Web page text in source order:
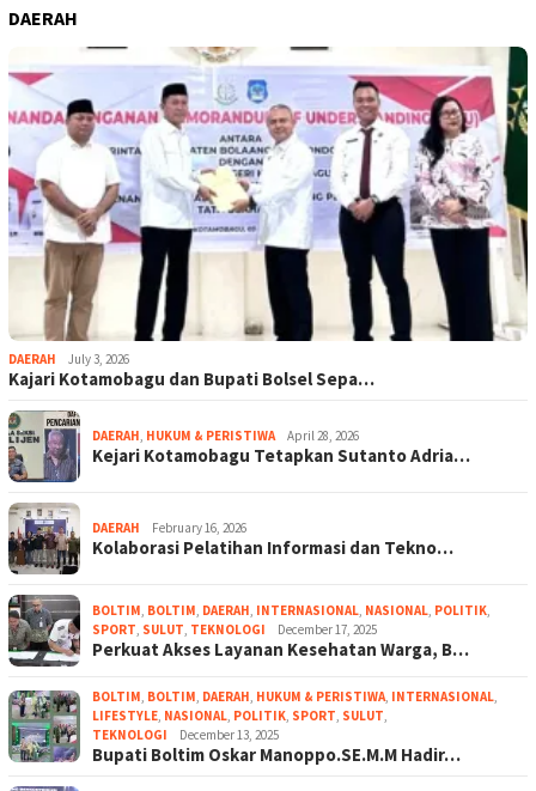
DAERAH
DAERAH July 3, 2026
Kajari Kotamobagu dan Bupati Bolsel Sepa…
DAERAH, HUKUM & PERISTIWA April 28, 2026
Kejari Kotamobagu Tetapkan Sutanto Adria…
DAERAH February 16, 2026
Kolaborasi Pelatihan Informasi dan Tekno…
BOLTIM, BOLTIM, DAERAH, INTERNASIONAL, NASIONAL, POLITIK,
SPORT, SULUT, TEKNOLOGI December 17, 2025
Perkuat Akses Layanan Kesehatan Warga, B…
BOLTIM, BOLTIM, DAERAH, HUKUM & PERISTIWA, INTERNASIONAL,
LIFESTYLE, NASIONAL, POLITIK, SPORT, SULUT,
TEKNOLOGI
December 13, 2025
Bupati Boltim Oskar Manoppo.SE.M.M Hadir…